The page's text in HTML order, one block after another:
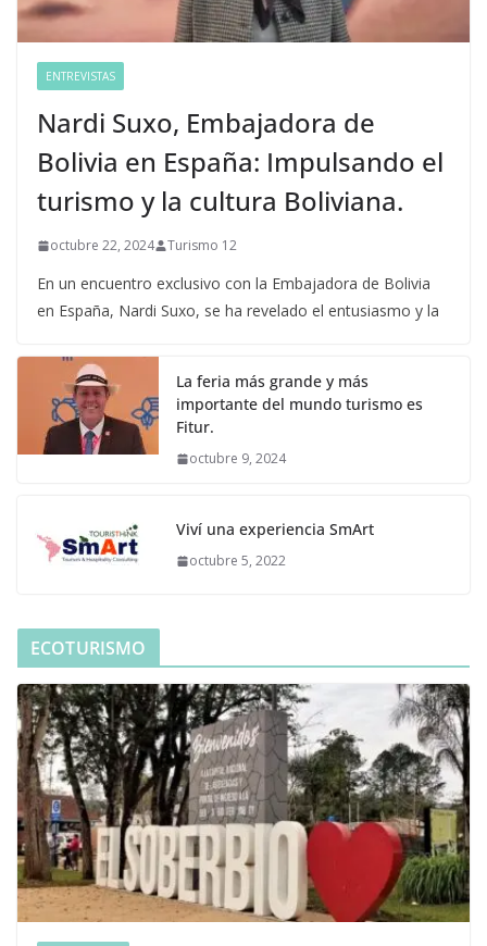
ENTREVISTAS
Nardi Suxo, Embajadora de
Bolivia en España: Impulsando el
turismo y la cultura Boliviana.
octubre 22, 2024 Turismo 12
En un encuentro exclusivo con la Embajadora de Bolivia
en España, Nardi Suxo, se ha revelado el entusiasmo y la
La feria más grande y más
importante del mundo turismo es
Fitur.
octubre 9, 2024
Viví una experiencia SmArt
octubre 5, 2022
ECOTURISMO